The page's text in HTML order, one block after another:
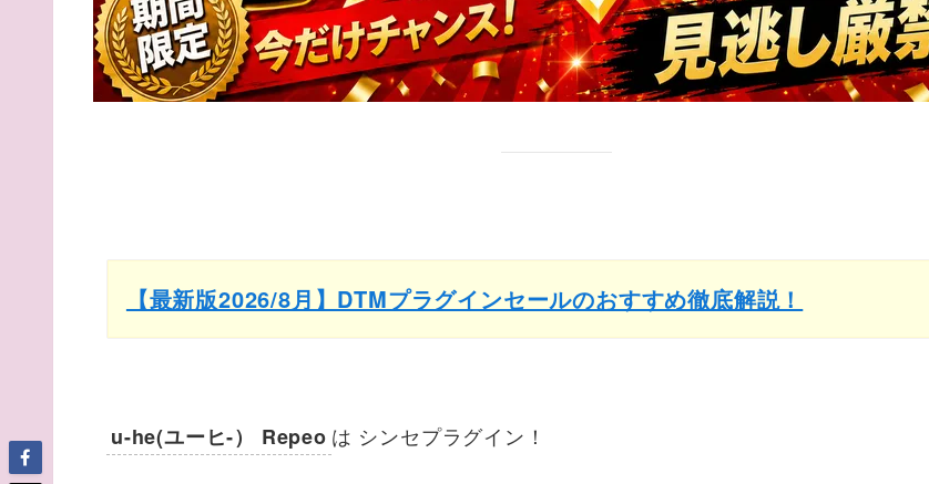
【最新版2026/8月】DTMプラグインセールのおすすめ徹底解説！
u-he(ユーヒ‐） Repeo は シンセプラグイン！